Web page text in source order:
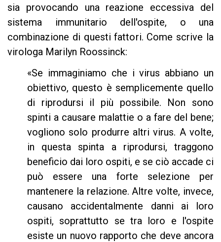
sia provocando una reazione eccessiva del
sistema immunitario dell'ospite, o una
combinazione di questi fattori. Come scrive la
virologa Marilyn Roossinck:
«Se immaginiamo che i virus abbiano un
obiettivo, questo è semplicemente quello
di riprodursi il più possibile. Non sono
spinti a causare malattie o a fare del bene;
vogliono solo produrre altri virus. A volte,
in questa spinta a riprodursi, traggono
beneficio dai loro ospiti, e se ciò accade ci
può essere una forte selezione per
mantenere la relazione. Altre volte, invece,
causano accidentalmente danni ai loro
ospiti, soprattutto se tra loro e l'ospite
esiste un nuovo rapporto che deve ancora